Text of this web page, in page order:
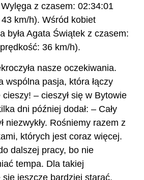
z czasem: 02:34:01
km/h). Wśród kobiet
była Agata Świątek z czasem:
36 km/h).
nasze oczekiwania.
wspólna pasja, która łączy
cieszy! – cieszył się w Bytowie
dni później dodał: – Cały
niezwykły. Rośniemy razem z
których jest coraz więcej.
dalszej pracy, bo nie
tempa. Dla takiej
się jeszcze bardziej starać.